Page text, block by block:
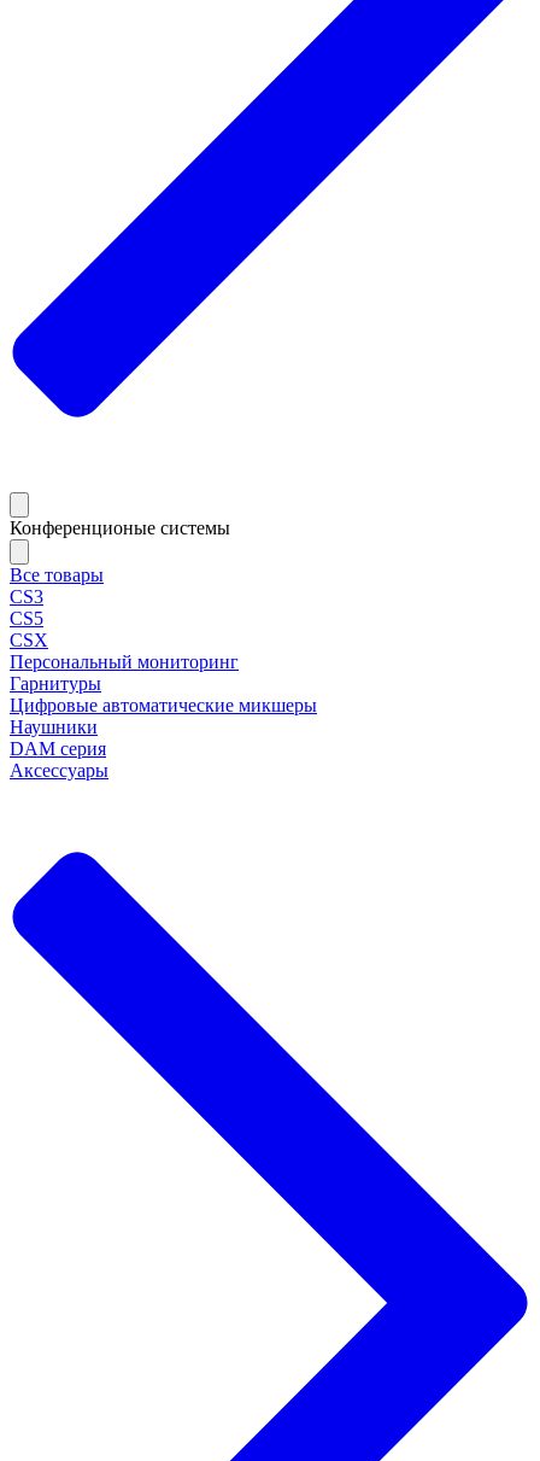
Конференционые системы
Все товары
CS3
CS5
CSX
Персональный мониторинг
Гарнитуры
Цифровые автоматические микшеры
Наушники
DAM серия
Аксессуары